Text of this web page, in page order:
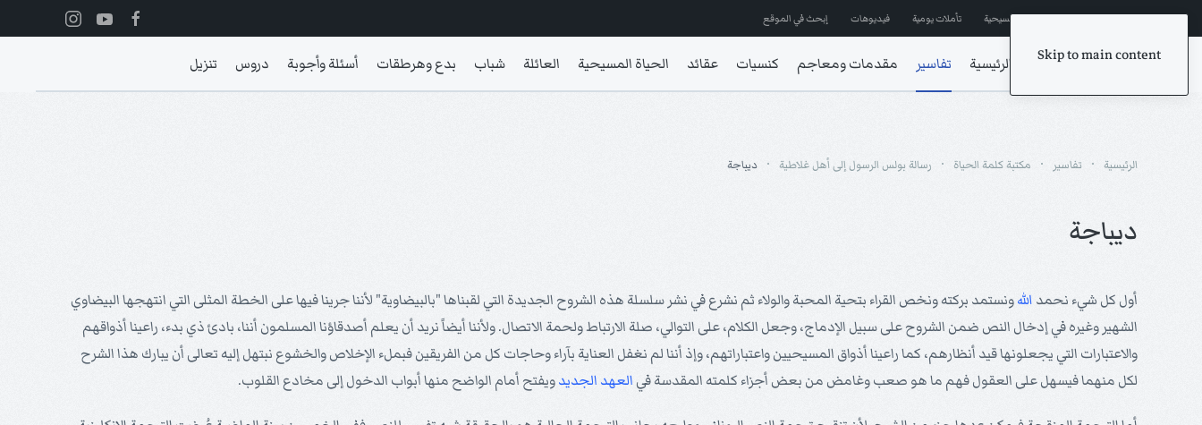
Skip to main content
إشترك في المراسلات ترانيم مسيحية تأملات يومية فيديوهات إبحث في الموقع
الرئيسية تفاسير مقدمات ومعاجم كنسيات عقائد الحياة المسيحية العائلة شباب بدع وهرطقات أسئلة وأجوبة دروس تنزيل
الرئيسية تفاسير مكتبة كلمة الحياة رسالة بولس الرسول إلى أهل غلاطية ديباجة
ديباجة
أول كل شيء نحمد اللهونستمد بركته ونخص القراء بتحية المحبة والولاء ثم نشرع في نشر سلسلة هذه الشروح الجديدة التي لقبناها "بالبيضاوية" لأننا جرينا فيها على الخطة المثلى التي انتهجها البيضاوي
الشهير وغيره في إدخال النص ضمن الشروح على سبيل الإدماج، وجعل الكلام، على التوالي، صلة الارتباط ولحمة الاتصال. ولأننا أيضاً نريد أن يعلم أصدقاؤنا المسلمون أننا، بادئ ذي بدء، راعينا أذواقهم
والاعتبارات التي يجعلونها قيد أنظارهم، كما راعينا أذواق المسيحيين واعتباراتهم، وإذ أننا لم نغفل العناية بآراء وحاجات كل من الفريقين فبملء الإخلاص والخشوع نبتهل إليه تعالى أن يبارك هذا الشرح
لكل منهما فيسهل على العقول فهم ما هو صعب وغامض من بعض أجزاء كلمته المقدسة في العهد الجديدويفتح أمام الواضح منها أبواب الدخول إلى مخادع القلوب.